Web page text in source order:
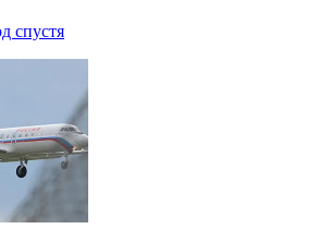
спустя